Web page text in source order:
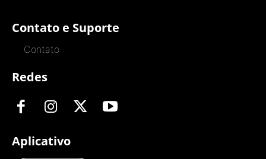
Contato e Suporte
Contato
Redes
Aplicativo